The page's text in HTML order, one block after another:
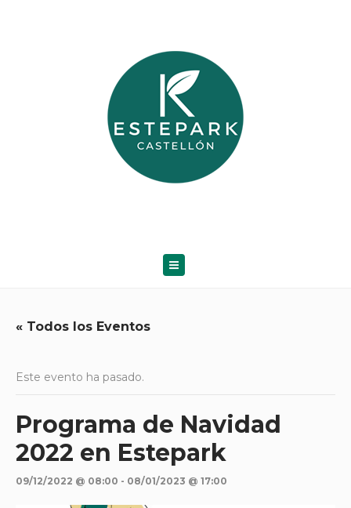
« Todos los Eventos
Este evento ha pasado.
Programa de Navidad
2022 en Estepark
09/12/2022 @ 08:00 - 08/01/2023 @ 17:00